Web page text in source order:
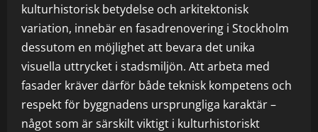
kulturhistorisk betydelse och arkitektonisk
variation, innebär en fasadrenovering i Stockholm
dessutom en möjlighet att bevara det unika
visuella uttrycket i stadsmiljön. Att arbeta med
fasader kräver därför både teknisk kompetens och
respekt för byggnadens ursprungliga karaktär –
något som är särskilt viktigt i kulturhistoriskt